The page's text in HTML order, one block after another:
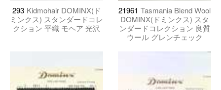
293 Kidmohair DOMINX(ド
ミンクス) スタンダードコレ
クション 平織 モヘア 光沢
21961 Tasmania Blend Wool
DOMINX(ドミンクス) スタ
ンダードコレクション 良質
ウール グレンチェック